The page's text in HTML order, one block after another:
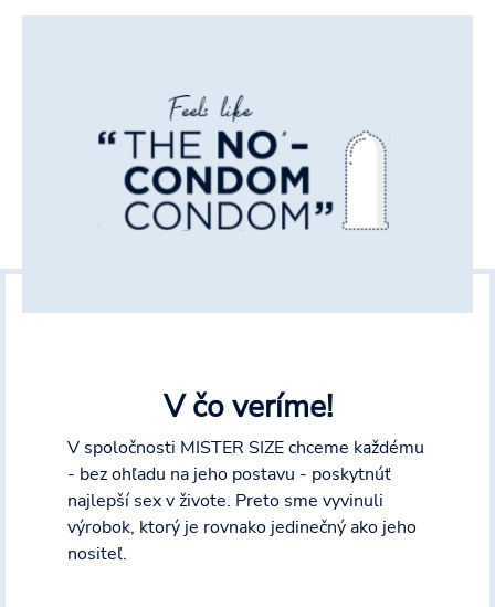
V čo veríme!
V spoločnosti MISTER SIZE chceme každému
- bez ohľadu na jeho postavu - poskytnúť
najlepší sex v živote. Preto sme vyvinuli
výrobok, ktorý je rovnako jedinečný ako jeho
nositeľ.